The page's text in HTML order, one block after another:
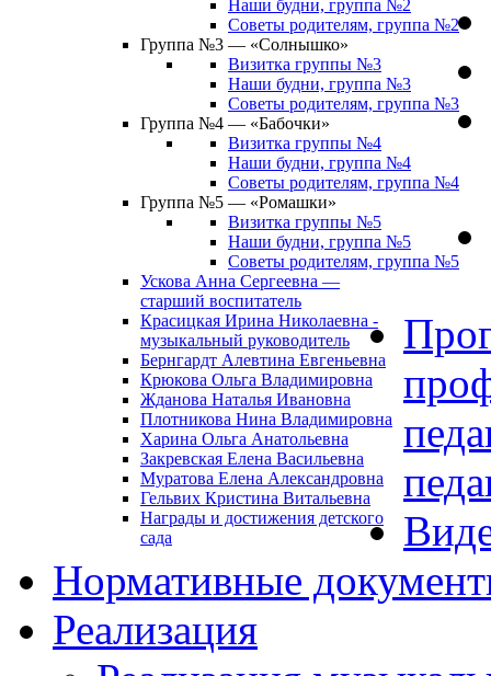
Наши будни, группа №2
Советы родителям, группа №2
Группа №3 — «Солнышко»
Визитка группы №3
Наши будни, группа №3
Советы родителям, группа №3
Группа №4 — «Бабочки»
Визитка группы №4
Наши будни, группа №4
Советы родителям, группа №4
Группа №5 — «Ромашки»
Визитка группы №5
Наши будни, группа №5
Советы родителям, группа №5
Ускова Анна Сергеевна —
старший воспитатель
Красицкая Ирина Николаевна -
музыкальный руководитель
Бернгардт Алевтина Евгеньевна
Крюкова Ольга Владимировна
Жданова Наталья Ивановна
Плотникова Нина Владимировна
Харина Ольга Анатольевна
Закревская Елена Васильевна
Муратова Елена Александровна
Гельвих Кристина Витальевна
Награды и достижения детского
сада
Нормативные
Реализация